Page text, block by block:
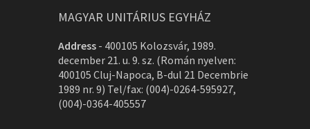
MAGYAR UNITÁRIUS EGYHÁZ
Address - 400105 Kolozsvár, 1989.
december 21. u. 9. sz. (Román nyelven:
400105 Cluj-Napoca, B-dul 21 Decembrie
1989 nr. 9) Tel/fax: (004)-0264-595927,
(004)-0364-405557